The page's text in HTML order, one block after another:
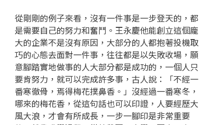
從剛剛的例子來看，沒有一件事是一步登天的，都
是需要自己的努力和奮鬥。王永慶他能創立這個龐
大的企業不是沒有原因，大部分的人都抱著投機取
巧的心態去面對一件事，往往都是以失敗收場，願
意腳踏實地做事的人大部分都是成功的，一個人只
要肯努力，就可以完成許多事，古人說：「不經一
番寒徹骨，焉得梅花撲鼻香。」沒經過一番寒冬，
哪來的梅花香，從這句話也可以印證，人要經歷大
風大浪，才會有所成長，一步一腳印是非常重要